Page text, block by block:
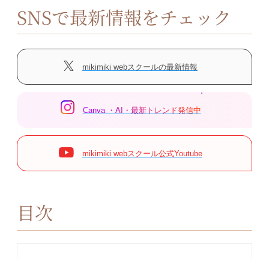
SNSで最新情報をチェック
mikimiki webスクールの最新情報
Canva ・AI・最新トレンド発信中
mikimiki webスクール公式Youtube
目次